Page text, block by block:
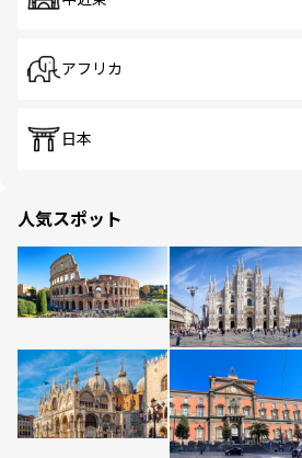
アフリカ
日本
人気スポット